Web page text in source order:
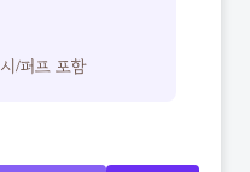
/퍼프 포함